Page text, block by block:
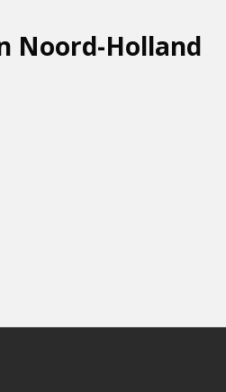
Noord-Holland